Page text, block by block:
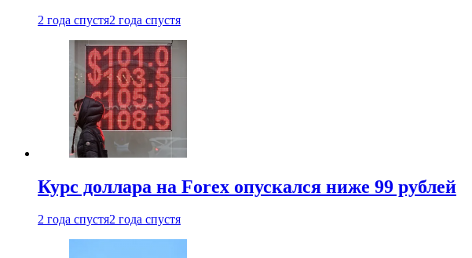
2 года спустя2 года спустя
Курс доллара на Forex опускался ниже 99 рублей
2 года спустя2 года спустя